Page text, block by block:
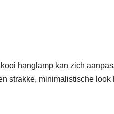
hanglamp kan zich
strakke, minimalistische